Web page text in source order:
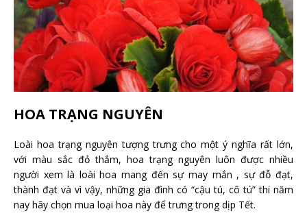
HOA TRẠNG NGUYÊN
Loài hoa trạng nguyên tượng trưng cho một ý nghĩa rất lớn,
với màu sắc đỏ thắm, hoa trạng nguyên luôn được nhiều
người xem là loài hoa mang đến sự may mắn , sự đỗ đạt,
thành đạt và vì vậy, những gia đình có “cậu tú, cô tú” thi năm
nay hãy chọn mua loại hoa này để trưng trong dịp Tết.